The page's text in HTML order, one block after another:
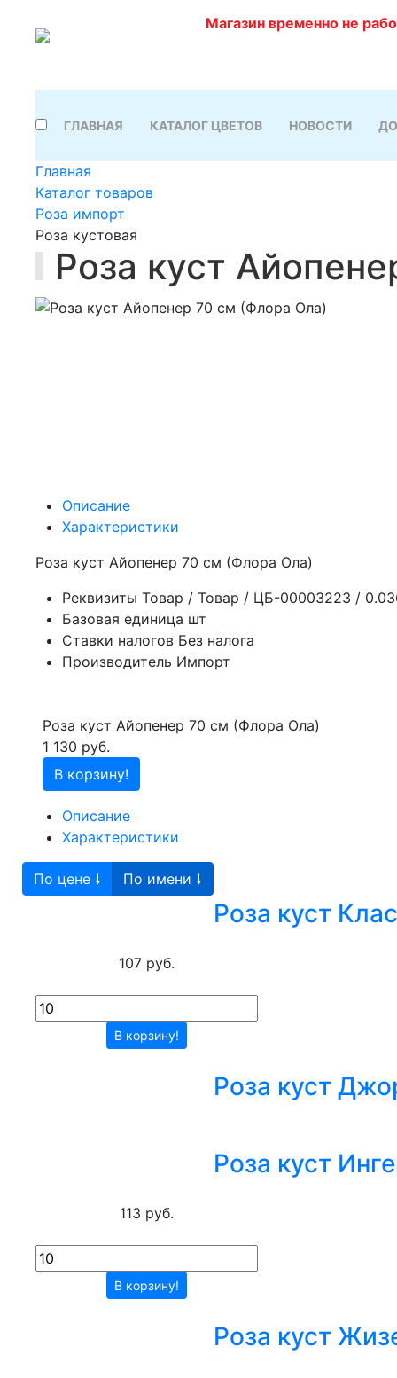
Магазин временно не
ГЛАВНАЯ КАТАЛОГ ЦВЕТОВ НОВОСТИ
Главная
Каталог товаров
Роза импорт
Роза кустовая
Роза куст
Описание
Характеристики
Роза куст Айопенер 70 см (Флора Ола)
Реквизиты Товар / Товар / ЦБ-00003223 /
Базовая единица шт
Ставки налогов Без налога
Производитель Импорт
Роза куст Айопенер 70 см (Флора Ола)
1 130 руб.
В корзину!
Описание
Характеристики
По цене 🠗 По имени 🠗
Роза куст
107 руб.
В корзину!
Роза куст
Роза куст
113 руб.
В корзину!
Роза куст